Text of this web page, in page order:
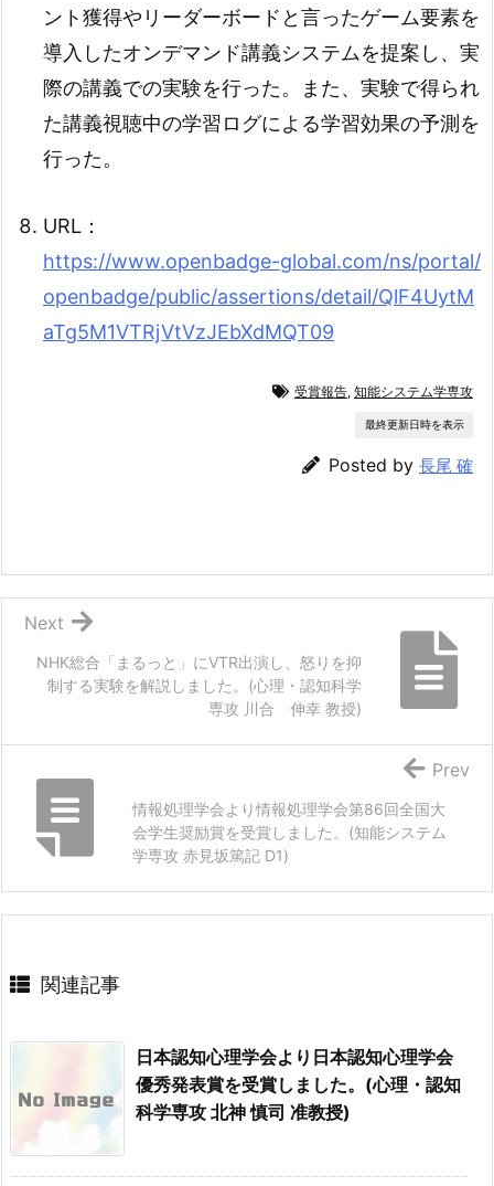
ント獲得やリーダーボードと言ったゲーム要素を
導入したオンデマンド講義システムを提案し、実
際の講義での実験を行った。また、実験で得られ
た講義視聴中の学習ログによる学習効果の予測を
行った。
URL：
https://www.openbadge-global.com/ns/portal/
openbadge/public/assertions/detail/QlF4UytM
aTg5M1VTRjVtVzJEbXdMQT09
受賞報告, 知能システム学専攻
最終更新日時を表示
Posted by 長尾 確
NHK総合「まるっと」にVTR出演し、怒りを抑
制する実験を解説しました。(心理・認知科学
専攻 川合 伸幸 教授)
Next
情報処理学会より情報処理学会第86回全国大
会学生奨励賞を受賞しました。(知能システム
学専攻 赤見坂篤記 D1)
Prev
関連記事
日本認知心理学会より日本認知心理学会
優秀発表賞を受賞しました。(心理・認知
科学専攻 北神 慎司 准教授)